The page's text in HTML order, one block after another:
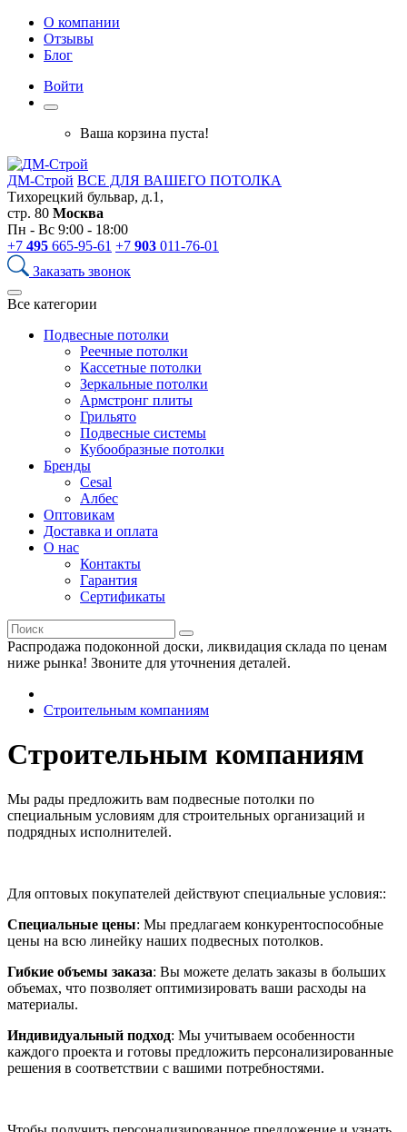
О компании
Отзывы
Блог
Войти
Ваша корзина пуста!
ДМ-Строй ВСЕ ДЛЯ ВАШЕГО ПОТОЛКА
Тихорецкий бульвар, д.1,
стр. 80 Москва
Пн - Вс 9:00 - 18:00
+7 495 665-95-61 +7 903 011-76-01
Заказать звонок
Все категории
Подвесные потолки
Реечные потолки
Кассетные потолки
Зеркальные потолки
Армстронг плиты
Грильято
Подвесные системы
Кубообразные потолки
Бренды
Cesal
Албес
Оптовикам
Доставка и оплата
О нас
Контакты
Гарантия
Сертификаты
Распродажа подоконной доски, ликвидация склада по ценам
ниже рынка! Звоните для уточнения деталей.
Строительным компаниям
Строительным компаниям
Мы рады предложить вам подвесные потолки по
специальным условиям для строительных организаций и
подрядных исполнителей.
Для оптовых покупателей действуют специальные условия::
Специальные цены: Мы предлагаем конкурентоспособные
цены на всю линейку наших подвесных потолков.
Гибкие объемы заказа: Вы можете делать заказы в больших
объемах, что позволяет оптимизировать ваши расходы на
материалы.
Индивидуальный подход: Мы учитываем особенности
каждого проекта и готовы предложить персонализированные
решения в соответствии с вашими потребностями.